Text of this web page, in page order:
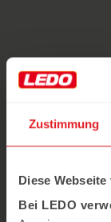
Zustimmung
Diese
Bei LEDO